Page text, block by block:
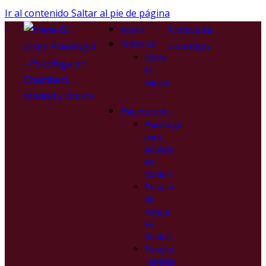
Ir al contenido Saltar al pie de página
Inicio
Sobre mi
Sobre
el
equipo
Psicoterapia
Psicólogo
para
Adultos
en
Madrid
Terapia
de
Pareja
en
Madrid
Terapia
Familiar
Contacta
conmigo